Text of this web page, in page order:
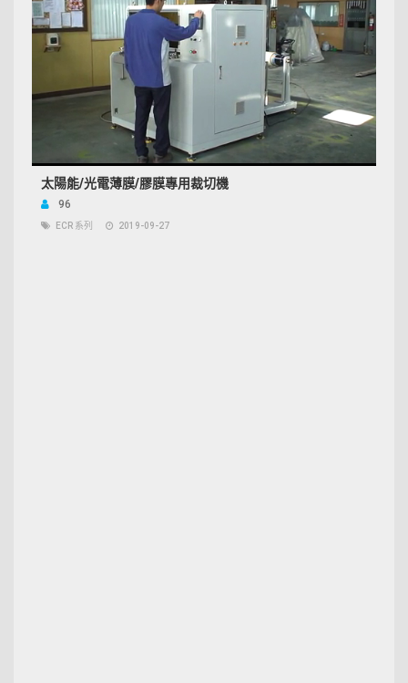
太陽能/光電薄膜/膠膜專用裁切機
96
ECR 系列 2019-09-27